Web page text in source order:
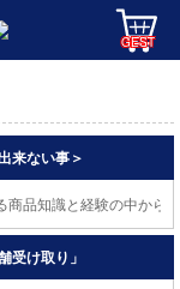
GEST
来ない事＞
知識と経験の中から
受け取り」